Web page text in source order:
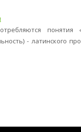
понятия
- латинского